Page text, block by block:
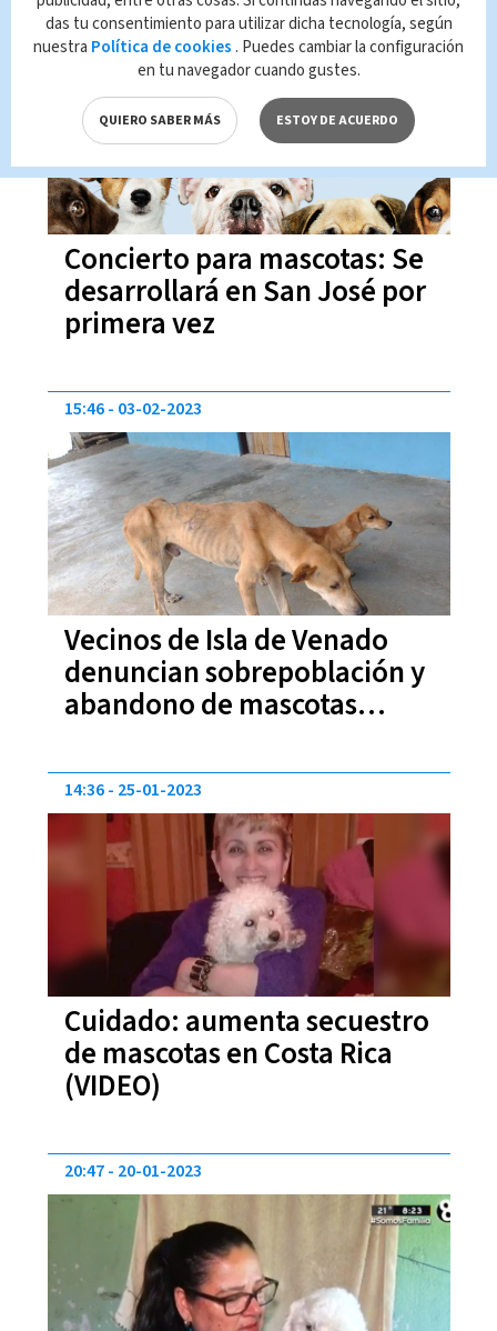
Concierto para mascotas: Se
desarrollará en San José por
primera vez
10:32 09-03-2023
Vecinos de Isla de Venado
denuncian sobrepoblación y
abandono de mascotas
15:46 03-02-2023
Cuidado: aumenta secuestro
de mascotas en Costa Rica
(VIDEO)
14:36 25-01-2023
20:47 20-01-2023
das tu consentimiento para utilizar dicha tecnología, según
nuestra Política de cookies . Puedes cambiar la configuración
en tu navegador cuando gustes.
QUIERO SABER MÁS ESTOY DE ACUERDO